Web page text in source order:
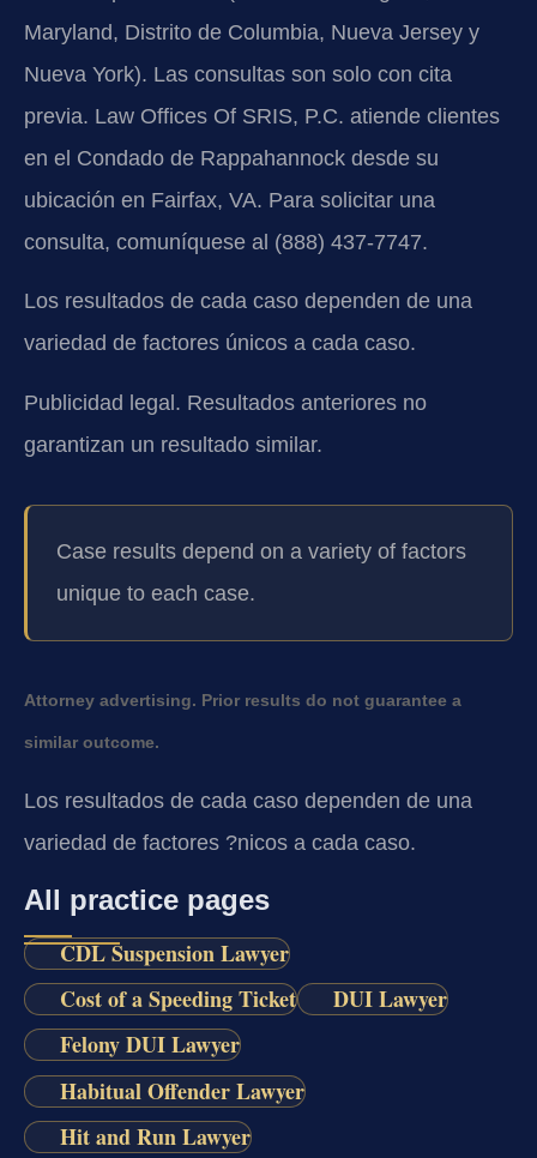
Maryland, Distrito de Columbia, Nueva Jersey y
Nueva York). Las consultas son solo con cita
previa. Law Offices Of SRIS, P.C. atiende clientes
en el Condado de Rappahannock desde su
ubicación en Fairfax, VA. Para solicitar una
consulta, comuníquese al (888) 437-7747.
Los resultados de cada caso dependen de una
variedad de factores únicos a cada caso.
Publicidad legal. Resultados anteriores no
garantizan un resultado similar.
Case results depend on a variety of factors
unique to each case.
Attorney advertising. Prior results do not guarantee a
similar outcome.
Los resultados de cada caso dependen de una
variedad de factores ?nicos a cada caso.
All practice pages
CDL Suspension Lawyer
Cost of a Speeding Ticket
DUI Lawyer
Felony DUI Lawyer
Habitual Offender Lawyer
Hit and Run Lawyer